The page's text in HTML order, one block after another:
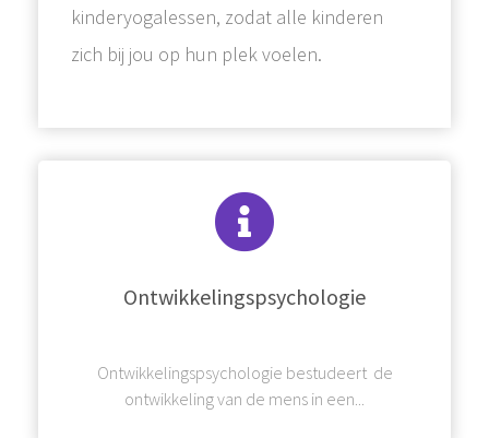
kinderyogalessen, zodat alle kinderen
zich bij jou op hun plek voelen.
Ontwikkelingspsychologie
Ontwikkelingspsychologie bestudeert de
ontwikkeling van de mens in een...